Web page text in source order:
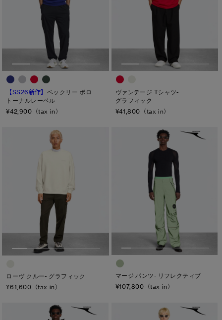
L/XL
ONESIZE
カラー
ブラック ベージュ/ブラウン系 パープル系
ウエスト
ヒップ
太もも
ひざ
ふくらはぎ
【SS26新作】 ベックリー ポロ
トーナルレーベル
¥42,900（tax in）
ヴァンテージ Tシャツ-
グラフィック
¥41,800（tax in）
ローヴ クルー- グラフィック
¥61,600（tax in）
マージ パンツ- リフレクティブ
¥107,800（tax in）